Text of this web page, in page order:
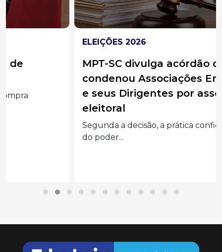
MPT-SC divulga acórdão do TST que
condenou Associações Empresariais
e seus Dirigentes por assédio
Segunda a decisão, a prática configurou abuso